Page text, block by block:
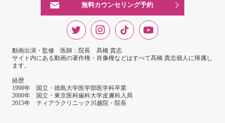
無料カウンセリング予約
動画出演・監修 医師：院長 髙橋 貴志
サイト内にある動画の著作権・肖像権などはすべて髙橋 貴志個人に帰属し
ます。
経歴
1998年 国立・徳島大学医学部医学科卒業
2000年 国立・東京医科歯科大学皮膚科入局
2015年 ティアラクリニック川越院・院長